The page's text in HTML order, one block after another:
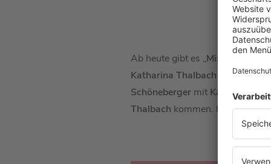
Ab heute gibt es „Miss Merkel –
Katharina Thalbach wollt,dann
Schöneberger mit Katharina
Thalbach kommen. Hier könnt